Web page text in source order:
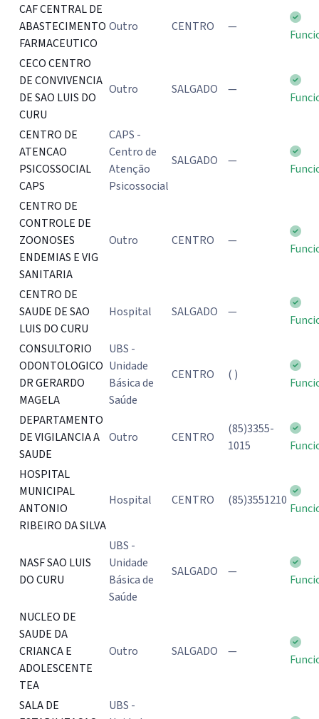
CAF CENTRAL DE
ABASTECIMENTO
FARMACEUTICO
Outro CENTRO —
CECO CENTRO
DE CONVIVENCIA
DE SAO LUIS DO
CURU
Outro SALGADO —
CENTRO DE
ATENCAO
PSICOSSOCIAL
CAPS
CAPS -
Centro de
Atenção
Psicossocial
SALGADO —
CENTRO DE
CONTROLE DE
ZOONOSES
ENDEMIAS E VIG
SANITARIA
Outro CENTRO —
CENTRO DE
SAUDE DE SAO
LUIS DO CURU
Hospital SALGADO —
CONSULTORIO
ODONTOLOGICO
DR GERARDO
MAGELA
UBS -
Unidade
Básica de
Saúde
CENTRO ( )
DEPARTAMENTO
DE VIGILANCIA A
SAUDE
Outro CENTRO
(85)3355-
1015
HOSPITAL
MUNICIPAL
ANTONIO
RIBEIRO DA SILVA
Hospital CENTRO (85)3551210
NASF SAO LUIS
DO CURU
UBS -
Unidade
Básica de
Saúde
SALGADO —
NUCLEO DE
SAUDE DA
CRIANCA E
ADOLESCENTE
TEA
Outro SALGADO —
SALA DE
UBS -